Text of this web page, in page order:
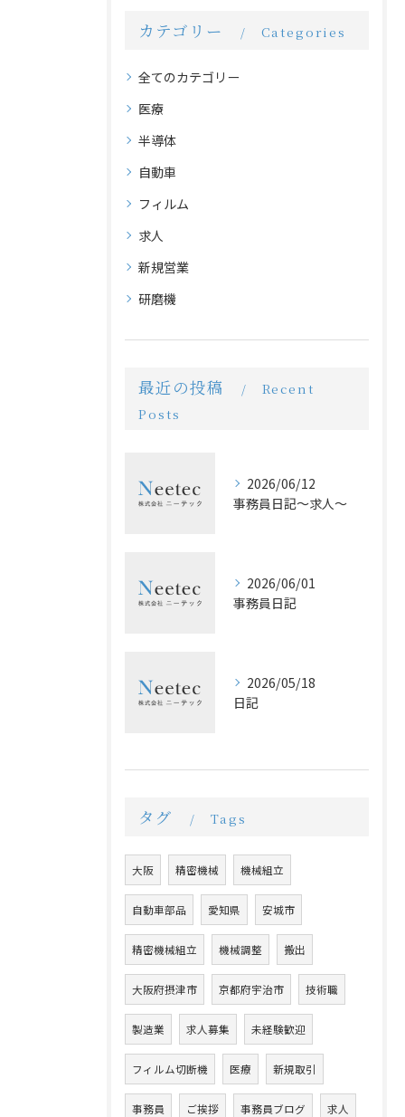
カテゴリー Categories
全てのカテゴリー
医療
半導体
自動車
フィルム
求人
新規営業
研磨機
最近の投稿
Recent
Posts
2026/06/12
事務員日記〜求人〜
2026/06/01
事務員日記
2026/05/18
日記
タグ Tags
大阪 精密機械 機械組立
自動車部品 愛知県 安城市
精密機械組立 機械調整 搬出
大阪府摂津市 京都府宇治市 技術職
製造業 求人募集 未経験歓迎
フィルム切断機 医療 新規取引
事務員 ご挨拶 事務員ブログ 求人